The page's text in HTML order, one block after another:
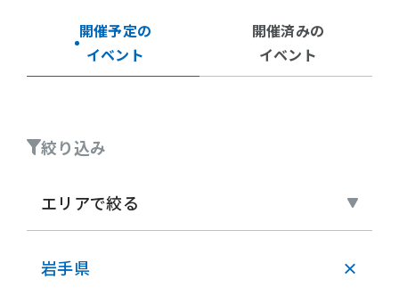
開催予定の
イベント
開催済みの
イベント
絞り込み
エリアで絞る
岩手県 ×